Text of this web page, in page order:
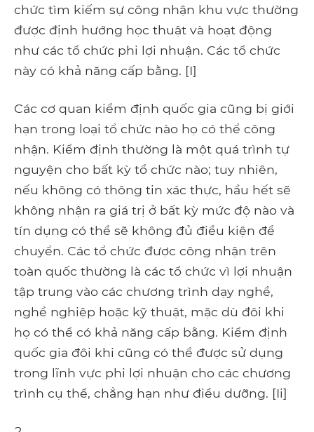
chức tìm kiếm sự công nhận khu vực thường
được định hướng học thuật và hoạt động
như các tổ chức phi lợi nhuận. Các tổ chức
này có khả năng cấp bằng. [I]
Các cơ quan kiểm định quốc gia cũng bị giới
hạn trong loại tổ chức nào họ có thể công
nhận. Kiểm định thường là một quá trình tự
nguyện cho bất kỳ tổ chức nào; tuy nhiên,
nếu không có thông tin xác thực, hầu hết sẽ
không nhận ra giá trị ở bất kỳ mức độ nào và
tín dụng có thể sẽ không đủ điều kiện để
chuyển. Các tổ chức được công nhận trên
toàn quốc thường là các tổ chức vì lợi nhuận
tập trung vào các chương trình dạy nghề,
nghề nghiệp hoặc kỹ thuật, mặc dù đôi khi
họ có thể có khả năng cấp bằng. Kiểm định
quốc gia đôi khi cũng có thể được sử dụng
trong lĩnh vực phi lợi nhuận cho các chương
trình cụ thể, chẳng hạn như điều dưỡng. [Ii]